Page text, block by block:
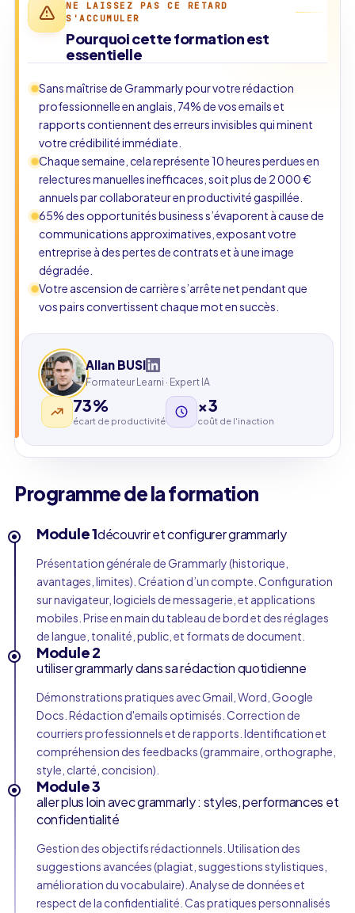
NE LAISSEZ PAS CE RETARD
S'ACCUMULER
Pourquoi cette formation est
essentielle
Sans maîtrise de Grammarly pour votre rédaction
professionnelle en anglais, 74% de vos emails et
rapports contiennent des erreurs invisibles qui minent
votre crédibilité immédiate.
Chaque semaine, cela représente 10 heures perdues en
relectures manuelles inefficaces, soit plus de 2 000 €
annuels par collaborateur en productivité gaspillée.
65% des opportunités business s’évaporent à cause de
communications approximatives, exposant votre
entreprise à des pertes de contrats et à une image
dégradée.
Votre ascension de carrière s’arrête net pendant que
vos pairs convertissent chaque mot en succès.
Allan BUSI
Formateur Learni · Expert IA
73%
écart de productivité
×3
coût de l'inaction
Programme de la formation
Module 1découvrir et configurer grammarly
Présentation générale de Grammarly (historique,
avantages, limites). Création d’un compte. Configuration
sur navigateur, logiciels de messagerie, et applications
mobiles. Prise en main du tableau de bord et des réglages
de langue, tonalité, public, et formats de document.
Module 2
utiliser grammarly dans sa rédaction quotidienne
Démonstrations pratiques avec Gmail, Word, Google
Docs. Rédaction d'emails optimisés. Correction de
courriers professionnels et de rapports. Identification et
compréhension des feedbacks (grammaire, orthographe,
style, clarté, concision).
Module 3
aller plus loin avec grammarly : styles, performances et
confidentialité
Gestion des objectifs rédactionnels. Utilisation des
suggestions avancées (plagiat, suggestions stylistiques,
amélioration du vocabulaire). Analyse de données et
respect de la confidentialité. Cas pratiques personnalisés